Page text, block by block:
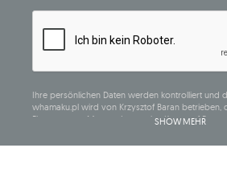
Ihre persönlichen Daten werden kontrolliert und
whamaku.pl wird von Krzysztof Baran betrieben,
Firmennamen Mouton Interactive Krzysztof Baran
SHOW MEHR